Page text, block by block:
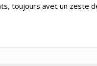
toujours avec un zeste